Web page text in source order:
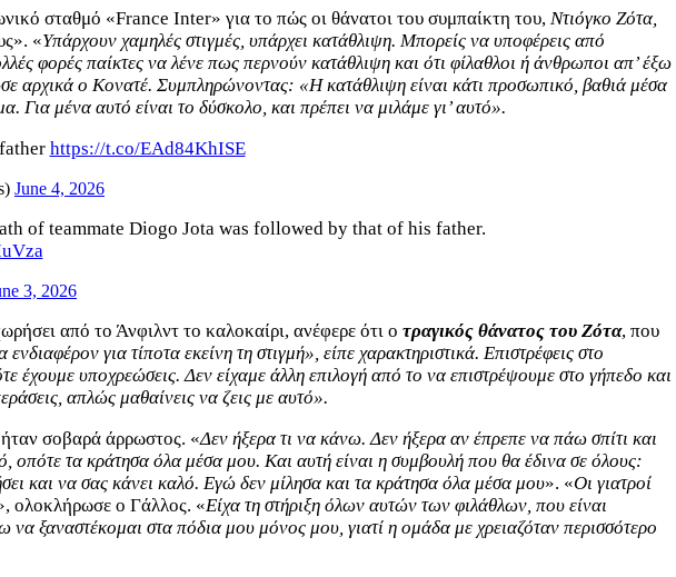
σταθμό «France Inter» για το πώς οι θάνατοι του συμπαίκτη του, Ντιόγκο Ζότα,
«Υπάρχουν χαμηλές στιγμές, υπάρχει κατάθλιψη. Μπορείς να υποφέρεις από
φορές παίκτες να λένε πως περνούν κατάθλιψη και ότι φίλαθλοι ή άνθρωποι απ’ έξω
αρχικά ο Κονατέ. Συμπληρώνοντας: «Η κατάθλιψη είναι κάτι προσωπικό, βαθιά μέσα
μένα αυτό είναι το δύσκολο, και πρέπει να μιλάμε γι’ αυτό».
https://t.co/EAd84KhISE
June 4, 2026
of teammate Diogo Jota was followed by that of his father.
3, 2026
από το Άνφιλντ το καλοκαίρι, ανέφερε ότι ο τραγικός θάνατος του Ζότα, που
για τίποτα εκείνη τη στιγμή», είπε χαρακτηριστικά. Επιστρέφεις στο
έχουμε υποχρεώσεις.Δεν είχαμε άλλη επιλογή από το να επιστρέψουμε στο γήπεδο και
απλώς μαθαίνεις να ζεις με αυτό».
ήταν σοβαρά άρρωστος. «Δεν ήξερα τι να κάνω. Δεν ήξερα αν έπρεπε να πάω σπίτι και
οπότε τα κράτησα όλα μέσα μου. Και αυτή είναι η συμβουλή που θα έδινα σε όλους:
και να σας κάνει καλό. Εγώ δεν μίλησα και τα κράτησα όλα μέσα μου». «Οι γιατροί
ολοκλήρωσε ο Γάλλος. «Είχα τη στήριξη όλων αυτών των φιλάθλων, που είναι
ξαναστέκομαι στα πόδια μου μόνος μου, γιατί η ομάδα με χρειαζόταν περισσότερο